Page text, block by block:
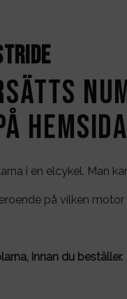
i en elcykel. Man
på vilken
innan du beställer.